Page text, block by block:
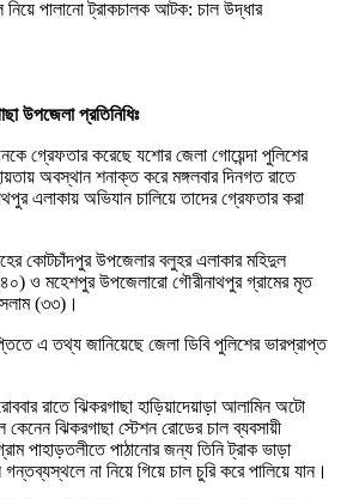
উপজেলা প্রতিনিধিঃ
গ্রেফতার করেছে যশোর জেলা গোয়েন্দা পুলিশের
অবস্থান শনাক্ত করে মঙ্গলবার দিনগত রাতে
এলাকায় অভিযান চালিয়ে তাদের গ্রেফতার করা
কোটচাঁদপুর উপজেলার বলুহর এলাকার মহিদুল
(৪০) ও মহেশপুর উপজেলারো গৌরীনাথপুর গ্রামের মৃত
(৩৩)।
এ তথ্য জানিয়েছে জেলা ডিবি পুলিশের ভারপ্রাপ্ত
রাতে ঝিকরগাছা হাড়িয়াদেয়াড়া আলামিন অটো
ঝিকরগাছা স্টেশন রোডের চাল ব্যবসায়ী
পাহাড়তলীতে পাঠানোর জন্য তিনি ট্রাক ভাড়া
না নিয়ে গিয়ে চাল চুরি করে পালিয়ে যান।